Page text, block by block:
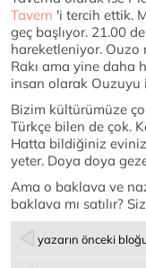
Tavern 'i tercih ettik.
geç başlıyor. 21.00
hareketleniyor. Ouzo
Rakı ama yine daha
insan olarak Ouzuyu
Bizim kültürümüze
Türkçe bilen de çok.
Hatta bildiğiniz
yeter. Doya doya
Ama o baklava ve
baklava mı satılır?
yazarın önceki